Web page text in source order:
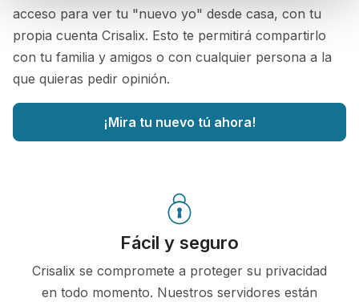
acceso para ver tu "nuevo yo" desde casa, con tu
propia cuenta Crisalix. Esto te permitirá compartirlo
con tu familia y amigos o con cualquier persona a la
que quieras pedir opinión.
¡Mira tu nuevo tú ahora!
Fácil y seguro
Crisalix se compromete a proteger su privacidad
en todo momento. Nuestros servidores están